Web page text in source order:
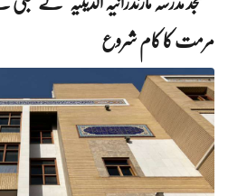
مرمت کا کام شروع